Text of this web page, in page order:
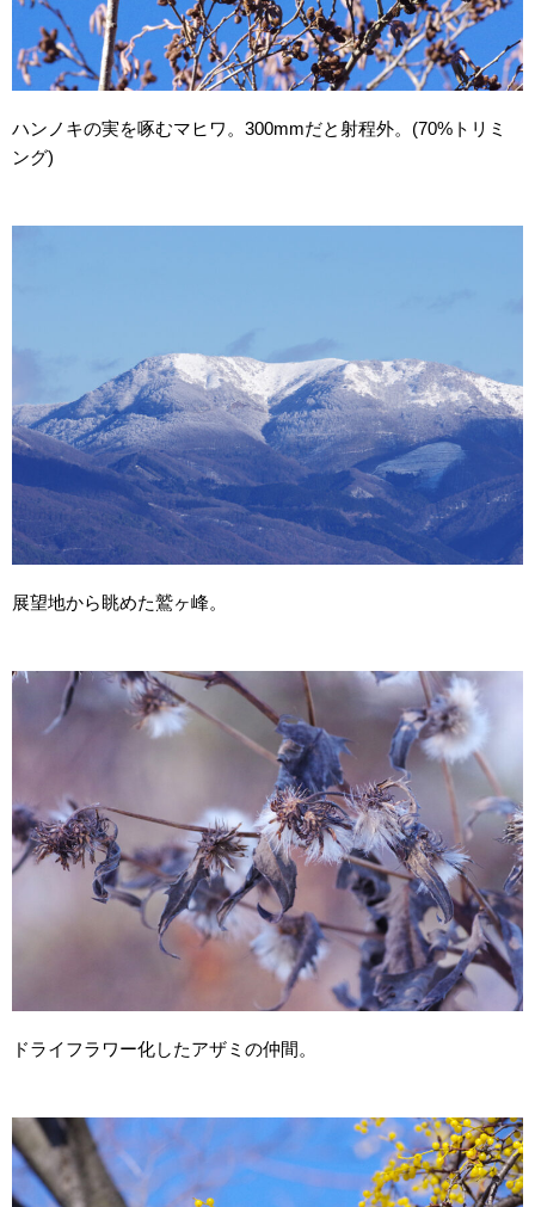
ハンノキの実を啄むマヒワ。300mmだと射程外。(70%トリミ
ング)
展望地から眺めた鷲ヶ峰。
ドライフラワー化したアザミの仲間。